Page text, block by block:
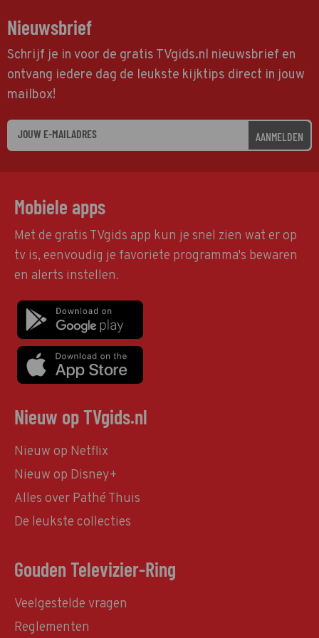
Nieuwsbrief
Schrijf je in voor de gratis TVgids.nl nieuwsbrief en
ontvang iedere dag de leukste kijktips direct in jouw
mailbox!
AANMELDEN
Mobiele apps
Met de gratis TVgids app kun je snel zien wat er op
tv is, eenvoudig je favoriete programma's bewaren
en alerts instellen.
Nieuw op TVgids.nl
Nieuw op Netflix
Nieuw op Disney+
Alles over Pathé Thuis
De leukste collecties
Gouden Televizier-Ring
Veelgestelde vragen
Reglementen